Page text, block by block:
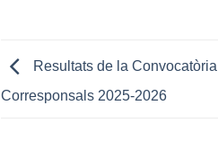
Resultats de la
Corresponsals 2025-2026